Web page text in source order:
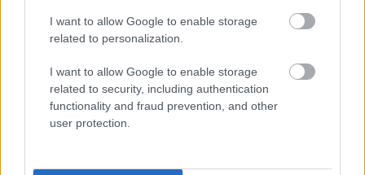
I want to allow Google to enable storage
related to personalization.
I want to allow Google to enable storage
related to security, including authentication
functionality and fraud prevention, and other
user protection.
JUBILEUMI GYERMEKNAP A GYIMESEKBEN
A bejegyzés trackback címe:
https://kulturpart.hu/api/trackback/id/7868238